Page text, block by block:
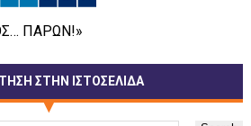
ΠΑΡΩΝ!»
ΣΤΗΝ ΙΣΤΟΣΕΛΙΔΑ